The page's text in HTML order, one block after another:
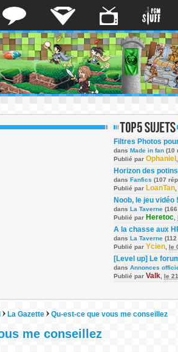
Filtres Photos
dans Made in fan (10
Publié par Ophaniel
Horizon des potins
dans Fanfics (107
Publié par LoanTan
Noob, le jeu vidéo !
dans La Taverne
Publié par Heretoc
A la chasse aux
dans La Taverne
Publié par Ycien le
[Level up] Le
dans Annonces
Publié par Valk le
La Gazette Qu-est-ce que vous me conseillez
me conseillez